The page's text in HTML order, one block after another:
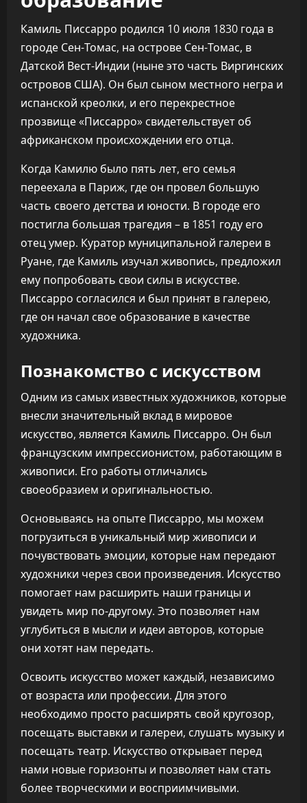
Камиль Писсарро родился 10 июля 1830 года в
городе Сен-Томас, на острове Сен-Томас, в
Датской Вест-Индии (ныне это часть Виргинских
островов США). Он был сыном местного негра и
испанской креолки, и его перекрестное
прозвище «Писсарро» свидетельствует об
африканском происхождении его отца.
Когда Камилю было пять лет, его семья
переехала в Париж, где он провел большую
часть своего детства и юности. В городе его
постигла большая трагедия – в 1851 году его
отец умер. Куратор муниципальной галереи в
Руане, где Камиль изучал живопись, предложил
ему попробовать свои силы в искусстве.
Писсарро согласился и был принят в галерею,
где он начал свое образование в качестве
художника.
Познакомство с искусством
Одним из самых известных художников, которые
внесли значительный вклад в мировое
искусство, является Камиль Писсарро. Он был
французским импрессионистом, работающим в
живописи. Его работы отличались
своеобразием и оригинальностью.
Основываясь на опыте Писсарро, мы можем
погрузиться в уникальный мир живописи и
почувствовать эмоции, которые нам передают
художники через свои произведения. Искусство
помогает нам расширить наши границы и
увидеть мир по-другому. Это позволяет нам
углубиться в мысли и идеи авторов, которые
они хотят нам передать.
Освоить искусство может каждый, независимо
от возраста или профессии. Для этого
необходимо просто расширять свой кругозор,
посещать выставки и галереи, слушать музыку и
посещать театр. Искусство открывает перед
нами новые горизонты и позволяет нам стать
более творческими и восприимчивыми.